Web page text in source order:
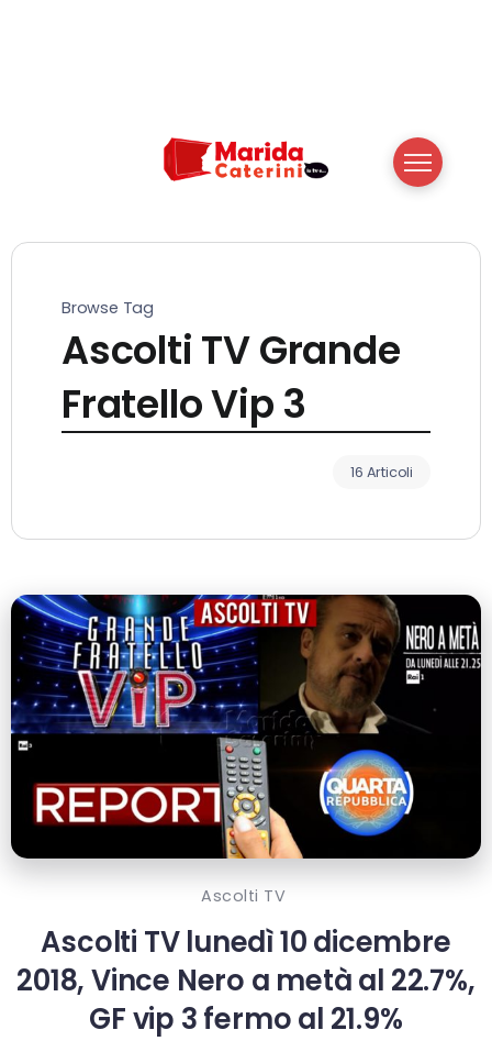
Browse Tag
Ascolti TV Grande
Fratello Vip 3
16 Articoli
Ascolti TV
Ascolti TV lunedì 10 dicembre
2018, Vince Nero a metà al 22.7%,
GF vip 3 fermo al 21.9%